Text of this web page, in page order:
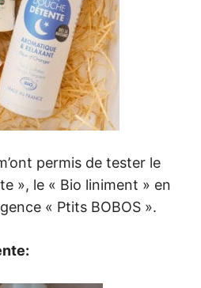
permis de tester le
», le « Bio liniment » en
« Ptits BOBOS ».